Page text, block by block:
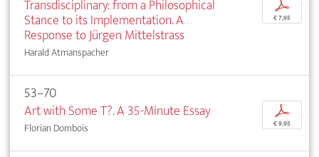
Transdisciplinary: from a Philosophical
Stance to its Implementation. A
Response to Jürgen Mittelstrass
Harald Atmanspacher
p
€ 7,95
53–70
Art with Some T?. A 35-Minute Essay
Florian Dombois
p
€ 9,95